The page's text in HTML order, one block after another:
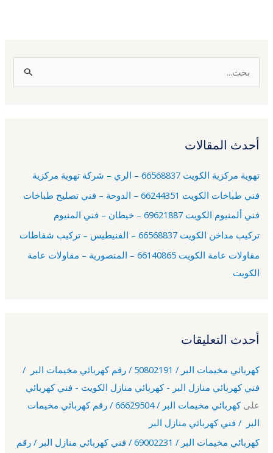
ل
ث
ن
:
أحدث المقالات
تهوية مركزية الكويت 66568837 – الري – شركة تهوية مركزية
فني طباخات الكويت 66244351 – الدوحة – فني تصليح طباخات
فني ألمنيوم الكويت 69621887 – خيطان – فني المنيوم
تركيب مداخن الكويت 66568837 – الفنيطيس – تركيب شفاطات
مقاولات عامة الكويت 66140865 – المنصورية – مقاولات عامة
الكويت
أحدث التعليقات
كهربائي مخيمات البر / 50802191 / رقم كهربائي مخيمات البر /
فني كهربائي منازل البر - كهربائي منازل الكويت - فني كهربائي
على
كهربائي مخيمات البر / 66629504 / رقم كهربائي مخيمات
البر / فني كهربائي منازل البر
كهربائي مخيمات البر / 69002231 / فني كهربائي منازل البر / رقم